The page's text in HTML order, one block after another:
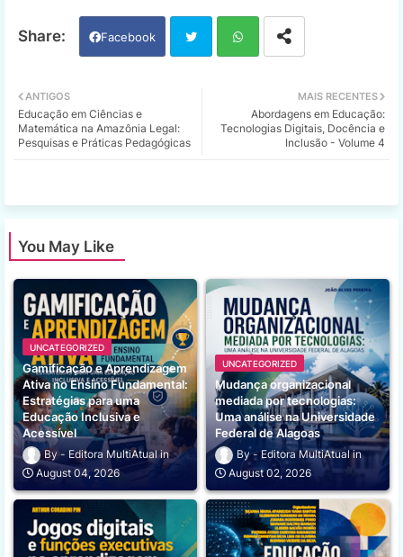
Facebook
MAIS RECENTES
Abordagens em Educação:
Tecnologias Digitais, Docência e
Inclusão - Volume 4
ANTIGOS
Educação em Ciências e
Matemática na Amazônia Legal:
Pesquisas e Práticas Pedagógicas
You May Like
UNCATEGORIZED
Gamificação e Aprendizagem
Ativa no Ensino Fundamental:
Estratégias para uma
Educação Inclusiva e
Acessível
Editora MultiAtual
August 04, 2026
UNCATEGORIZED
Mudança organizacional
mediada por tecnologias:
Uma análise na Universidade
Federal de Alagoas
Editora MultiAtual
August 02, 2026